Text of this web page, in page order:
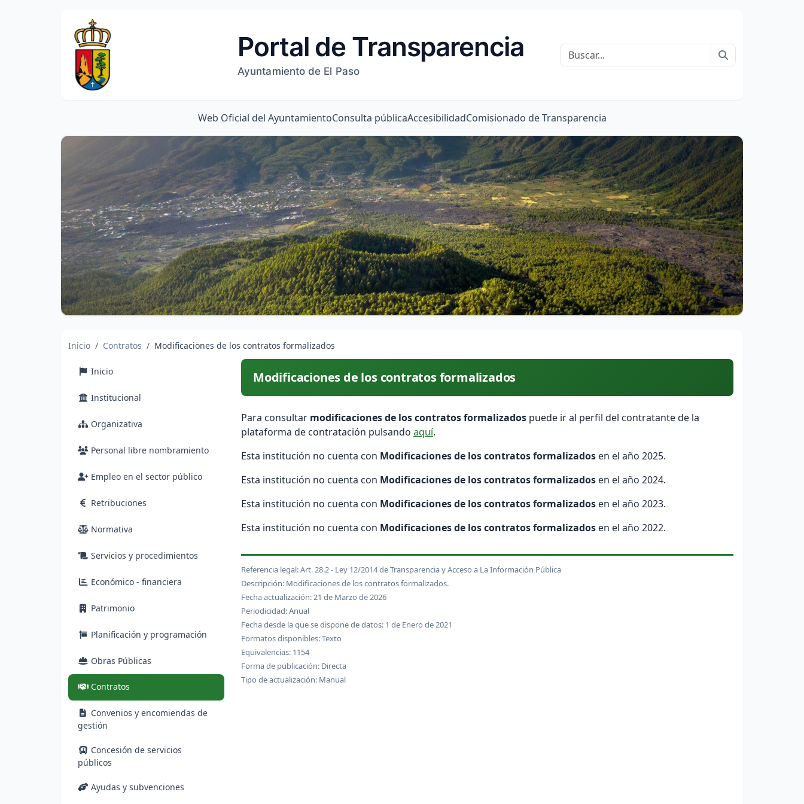
Portal de Transparencia
Ayuntamiento de El Paso
Web Oficial del AyuntamientoConsulta públicaAccesibilidadComisionado de Transparencia
Inicio Contratos Modificaciones de los contratos formalizados
Inicio
Institucional
Organizativa
Personal libre nombramiento
Empleo en el sector público
Retribuciones
Normativa
Servicios y procedimientos
Económico - financiera
Patrimonio
Planificación y programación
Obras Públicas
Contratos(actual)
Convenios y encomiendas de
gestión
Concesión de servicios
públicos
Ayudas y subvenciones
Modificaciones de los contratos formalizados
Para consultar modificaciones de los contratos formalizados puede ir al perfil del contratante de la
plataforma de contratación pulsando aquí.
Esta institución no cuenta con Modificaciones de los contratos formalizados en el año 2025.
Esta institución no cuenta con Modificaciones de los contratos formalizados en el año 2024.
Esta institución no cuenta con Modificaciones de los contratos formalizados en el año 2023.
Esta institución no cuenta con Modificaciones de los contratos formalizados en el año 2022.
Referencia legal: Art. 28.2 - Ley 12/2014 de Transparencia y Acceso a La Información Pública
Descripción: Modificaciones de los contratos formalizados.
Fecha actualización: 21 de Marzo de 2026
Periodicidad: Anual
Fecha desde la que se dispone de datos: 1 de Enero de 2021
Formatos disponibles: Texto
Equivalencias: 1154
Forma de publicación: Directa
Tipo de actualización: Manual